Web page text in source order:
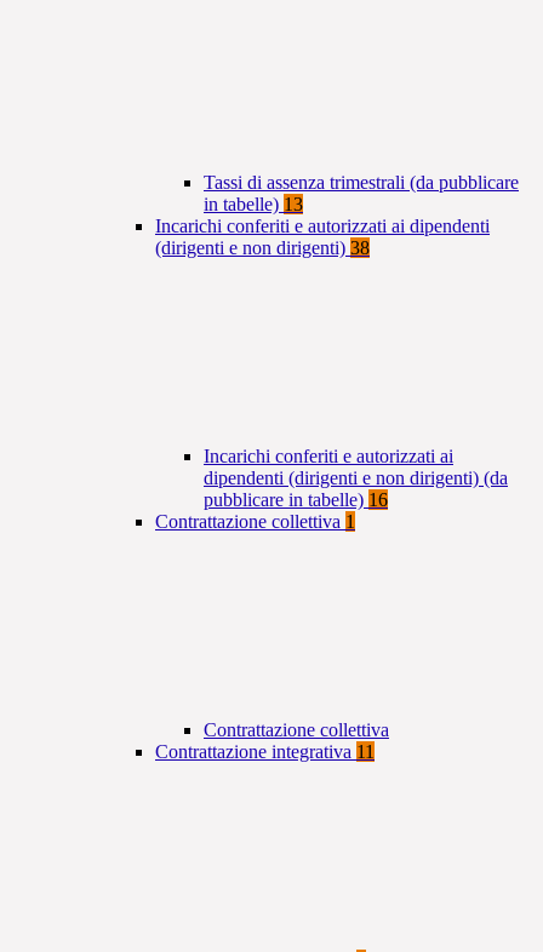
Tassi di assenza trimestrali (da pubblicare
in tabelle) 13
Incarichi conferiti e autorizzati ai dipendenti
(dirigenti e non dirigenti) 38
Incarichi conferiti e autorizzati ai
dipendenti (dirigenti e non dirigenti) (da
pubblicare in tabelle) 16
Contrattazione collettiva 1
Contrattazione collettiva
Contrattazione integrativa 11